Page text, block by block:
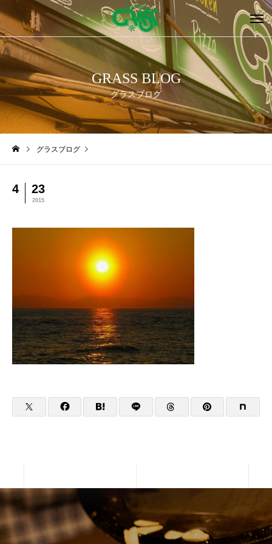
GRASS BLOG
グラスブログ
グラスブログ
4 23
2015